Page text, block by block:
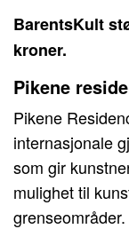
BarentsKult
kroner.
Pikene
Pikene
internasjonale
som gir
mulighet til